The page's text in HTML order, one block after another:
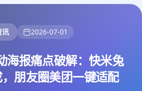
讯 2026-07-01
海报痛点破解：快米兔
朋友圈美团一键适配